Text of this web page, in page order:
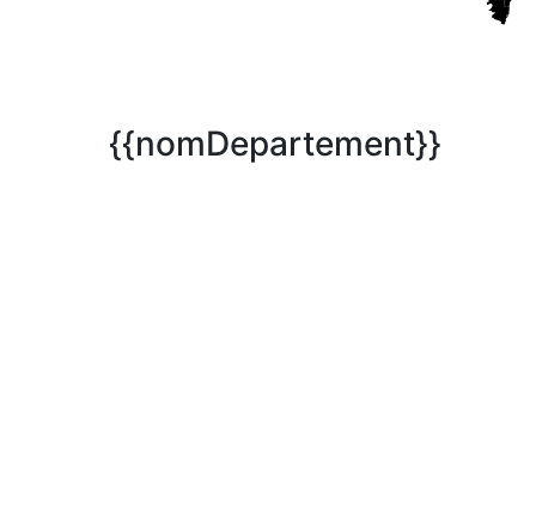
{{nomDepartement}}